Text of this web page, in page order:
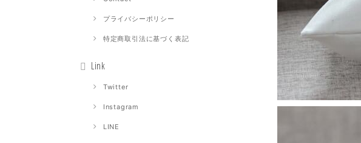
プライバシーポリシー
特定商取引法に基づく表記
Link
Twitter
Instagram
LINE